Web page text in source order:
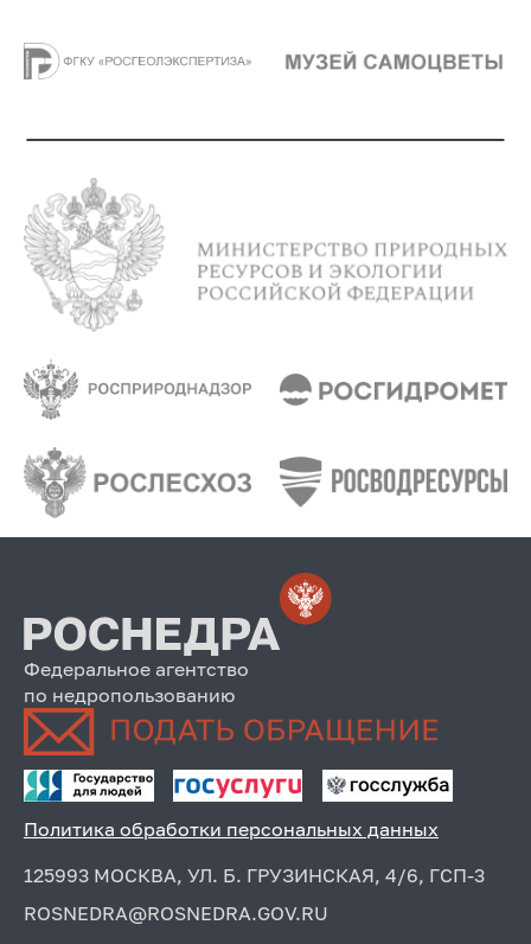
Федеральное агентство
по недропользованию
Политика обработки персональных данных
125993 МОСКВА, УЛ. Б. ГРУЗИНСКАЯ, 4/6, ГСП-3
ROSNEDRA@ROSNEDRA.GOV.RU